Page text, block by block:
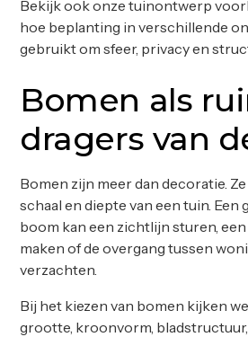
Bekijk ook onzetuinontwerp
hoe beplanting in verschillende
gebruikt om sfeer, privacy en
Bomen als
dragers van
Bomen zijn meer dan decoratie.
schaal en diepte van een tuin. Een
boom kan een zichtlijn sturen,
maken of de overgang tussen
verzachten.
Bij het kiezen van bomen kijken
grootte, kroonvorm,